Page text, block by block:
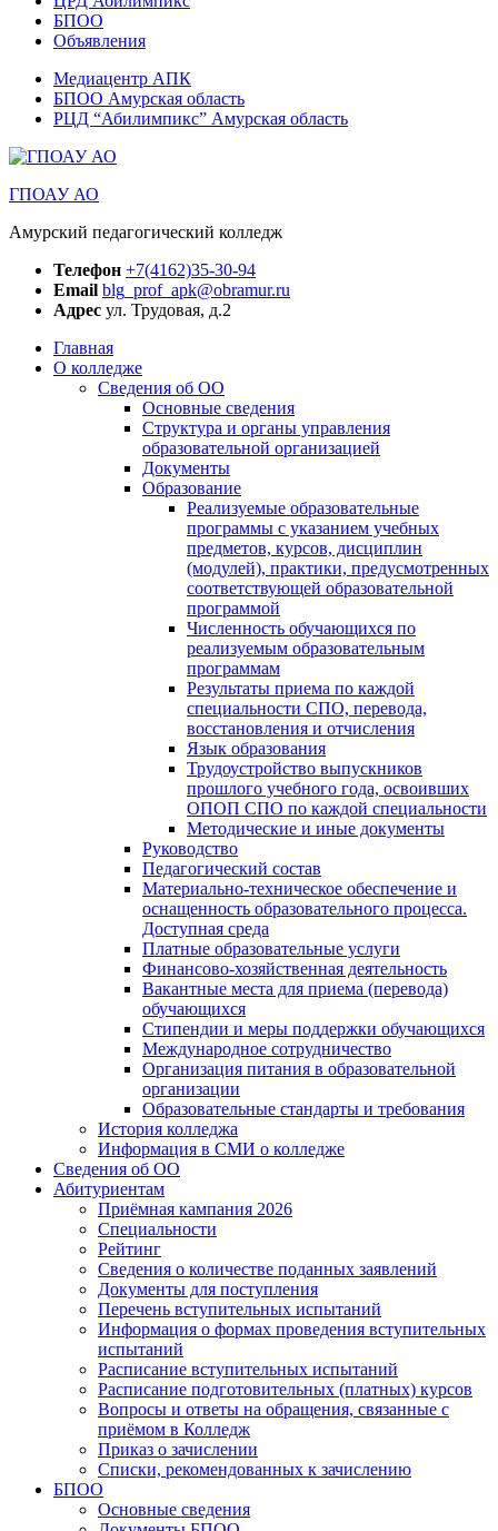
БПОО
Объявления
Медиацентр АПК
БПОО Амурская область
РЦД “Абилимпикс” Амурская область
ГПОАУ АО
Амурский педагогический колледж
Телефон +7(4162)35-30-94
Email blg_prof_apk@obramur.ru
Адрес ул. Трудовая, д.2
Главная
О колледже
Сведения об ОО
Основные сведения
Структура и органы управления
образовательной организацией
Документы
Образование
Реализуемые образовательные
программы с указанием учебных
предметов, курсов, дисциплин
(модулей), практики, предусмотренных
соответствующей образовательной
программой
Численность обучающихся по
реализуемым образовательным
программам
Результаты приема по каждой
специальности СПО, перевода,
восстановления и отчисления
Язык образования
Трудоустройство выпускников
прошлого учебного года, освоивших
ОПОП СПО по каждой специальности
Методические и иные документы
Руководство
Педагогический состав
Материально-техническое обеспечение и
оснащенность образовательного процесса.
Доступная среда
Платные образовательные услуги
Финансово-хозяйственная деятельность
Вакантные места для приема (перевода)
обучающихся
Стипендии и меры поддержки обучающихся
Международное сотрудничество
Организация питания в образовательной
организации
Образовательные стандарты и требования
История колледжа
Информация в СМИ о колледже
Сведения об ОО
Абитуриентам
Приёмная кампания 2026
Специальности
Рейтинг
Сведения о количестве поданных заявлений
Документы для поступления
Перечень вступительных испытаний
Информация о формах проведения вступительных
испытаний
Расписание вступительных испытаний
Расписание подготовительных (платных) курсов
Вопросы и ответы на обращения, связанные с
приёмом в Колледж
Приказ о зачислении
Списки, рекомендованных к зачислению
БПОО
Основные сведения